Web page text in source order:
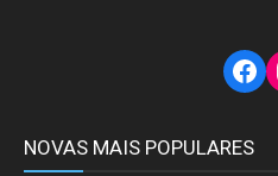
NOVAS MAIS POPULARES